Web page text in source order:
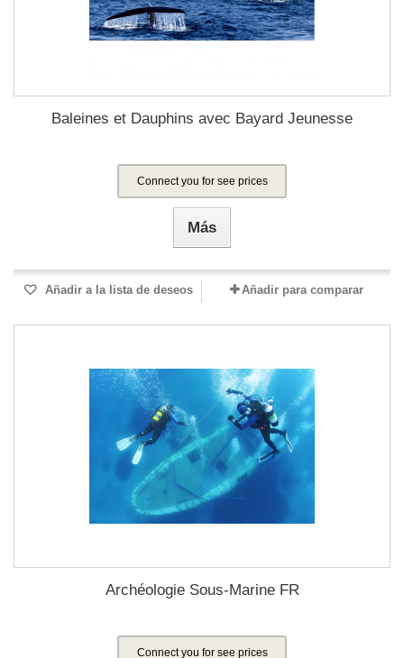
Baleines et Dauphins avec Bayard Jeunesse
Connect you for see prices
Más
Añadir a la lista de deseos Añadir para comparar
Archéologie Sous-Marine FR
Connect you for see prices